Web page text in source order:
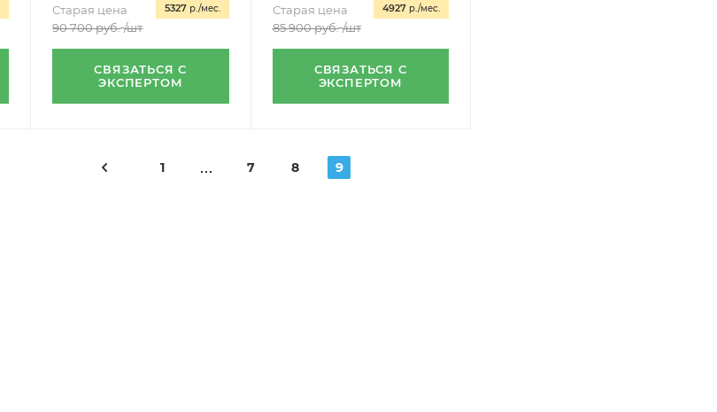
5327р./мес.
Старая цена
90 700руб. /шт
СВЯЗАТЬСЯ С
ЭКСПЕРТОМ
4927р./мес.
Старая цена
85 900руб. /шт
СВЯЗАТЬСЯ С
ЭКСПЕРТОМ
1 7 8 9